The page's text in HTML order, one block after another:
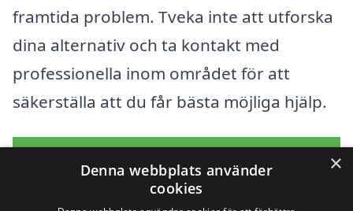
framtida problem. Tveka inte att utforska
dina alternativ och ta kontakt med
professionella inom området för att
säkerställa att du får bästa möjliga hjälp.
×
Denna webbplats använder
cookies